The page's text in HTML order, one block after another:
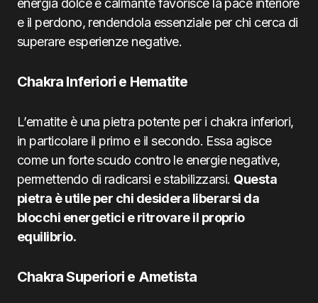
energia dolce e calmante favorisce la pace interiore
e il perdono, rendendola essenziale per chi cerca di
superare esperienze negative.
Chakra Inferiori e Hematite
L’ematite è una pietra potente per i chakra inferiori,
in particolare il primo e il secondo. Essa agisce
come un forte scudo contro le energie negative,
permettendo di radicarsi e stabilizzarsi. Questa
pietra è utile per chi desidera liberarsi da
blocchi energetici e ritrovare il proprio
equilibrio.
Chakra Superiori e Ametista